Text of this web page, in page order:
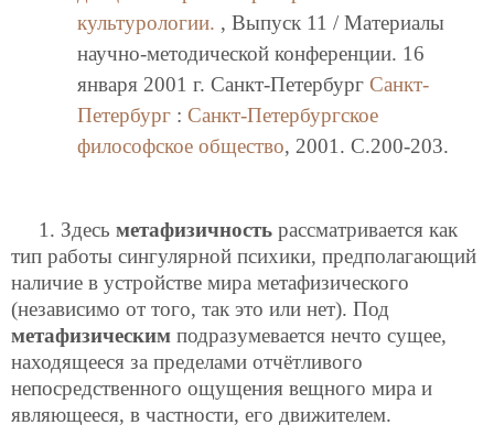
культурологии. , Выпуск 11 / Материалы
научно-методической конференции. 16
января 2001 г. Санкт-Петербург Санкт-
Петербург : Санкт-Петербургское
философское общество, 2001. C.200-203.
1. Здесь метафизичность рассматривается как
тип работы сингулярной психики, предполагающий
наличие в устройстве мира метафизического
(независимо от того, так это или нет). Под
метафизическим подразумевается нечто сущее,
находящееся за пределами отчётливого
непосредственного ощущения вещного мира и
являющееся, в частности, его движителем.